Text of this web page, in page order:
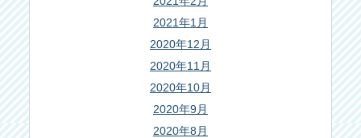
2021年1月
2020年12月
2020年11月
2020年10月
2020年9月
2020年8月